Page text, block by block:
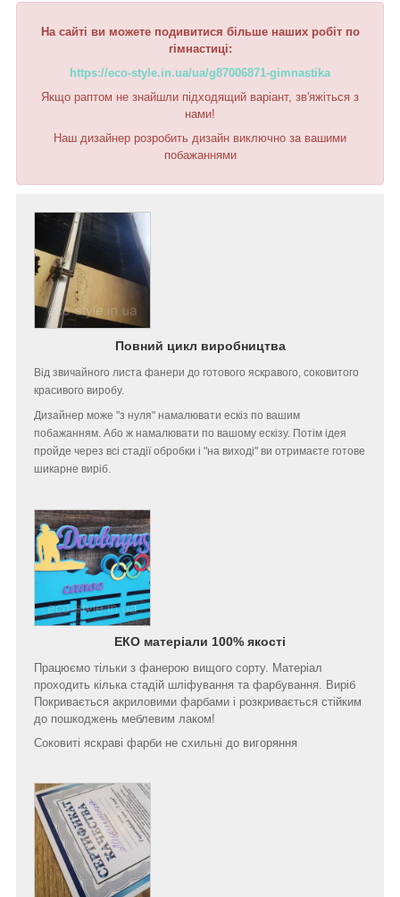
На сайті ви можете подивитися більше наших робіт по
гімнастиці:
https://eco-style.in.ua/ua/g87006871-gimnastika
Якщо раптом не знайшли підходящий варіант, зв'яжіться з
нами!
Наш дизайнер розробить дизайн виключно за вашими
побажаннями
Повний цикл виробництва
Від звичайного листа фанери до готового яскравого, соковитого
красивого виробу.
Дизайнер може "з нуля" намалювати ескіз по вашим
побажанням. Або ж намалювати по вашому ескізу. Потім ідея
пройде через всі стадії обробки і "на виході" ви отримаєте готове
шикарне виріб.
ЕКО матеріали 100% якості
Працюємо тільки з фанерою вищого сорту. Матеріал
проходить кілька стадій шліфування та фарбування. Виріб
Покривається акриловими фарбами і розкривається стійким
до пошкоджень меблевим лаком!
Соковиті яскраві фарби не схильні до вигоряння